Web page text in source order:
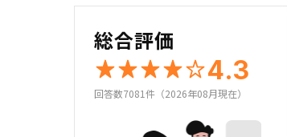
総合評価
4.3
回答数7081件（2026年08月現在）